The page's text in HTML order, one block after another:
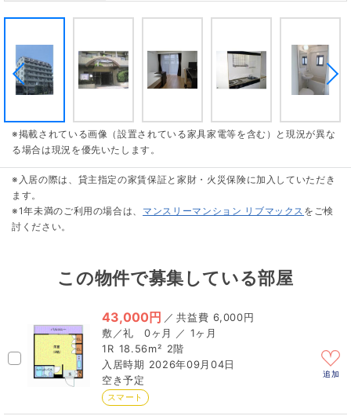
※掲載されている画像（設置されている家具家電等を含む）と現況が異な
る場合は現況を優先いたします。
※入居の際は、貸主指定の家賃保証と家財・火災保険に加入していただき
ます。
※1年未満のご利用の場合は、 マンスリーマンション リブマックス をご検
討ください。
この物件で募集している部屋
43,000円 ／
6,000円
0ヶ月 ／ 1ヶ月
1R 18.56m² 2階
2026年09月04日
空き予定
スマート
追加